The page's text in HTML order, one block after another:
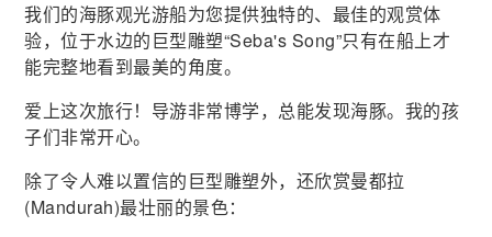
我们的海豚观光游船为您提供独特的、最佳的观赏体
验，位于水边的巨型雕塑“Seba's Song”只有在船上才
能完整地看到最美的角度。
爱上这次旅行！导游非常博学，总能发现海豚。我的孩
子们非常开心。
除了令人难以置信的巨型雕塑外，还欣赏曼都拉
(Mandurah)最壮丽的景色：